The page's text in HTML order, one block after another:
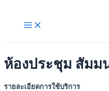
Main
Menu
ห้องประชุม สัมม
รายละเอียดการใช้บริการ